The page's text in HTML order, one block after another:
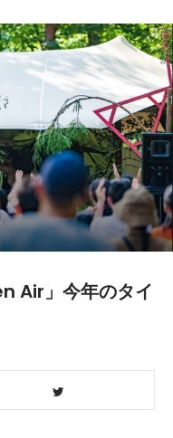
Air」今年のタイ